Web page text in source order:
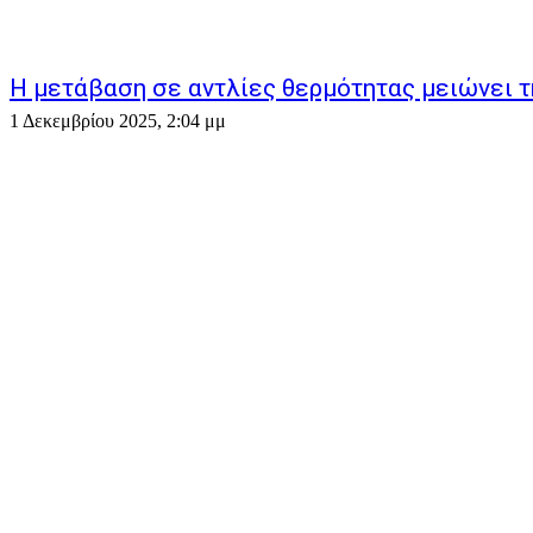
Η μετάβαση σε αντλίες θερμότητας μειώνει
1 Δεκεμβρίου 2025, 2:04 μμ